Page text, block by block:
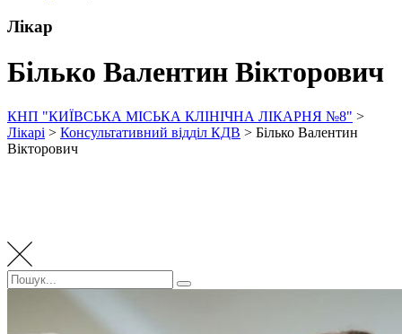
Лікар
Білько Валентин Вікторович
КНП "КИЇВСЬКА МІСЬКА КЛІНІЧНА ЛІКАРНЯ №8" >
Лікарі > Консультативний відділ КДВ > Білько Валентин
Вікторович
Пошук:
Пошук